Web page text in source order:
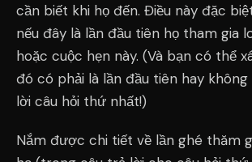
cần biết khi họ đến. Điều này đặc
nếu đây là lần đầu tiên họ tham gia
hoặc cuộc hẹn này. (Và bạn có thể
đó có phải là lần đầu tiên hay
lời câu hỏi thứ nhất!)
Nắm được chi tiết về lần ghé thăm